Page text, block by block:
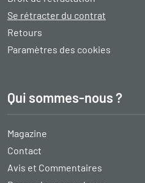
Se rétracter du contrat
Retours
Paramètres des cookies
Qui sommes-nous ?
Magazine
Contact
Avis et Commentaires